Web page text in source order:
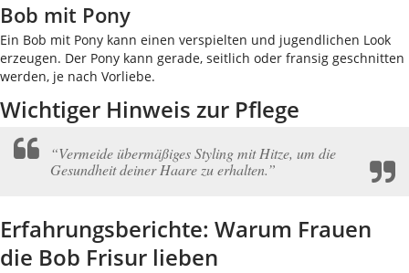
Bob mit Pony
Ein Bob mit Pony kann einen verspielten und jugendlichen Look
erzeugen. Der Pony kann gerade, seitlich oder fransig geschnitten
werden, je nach Vorliebe.
Wichtiger Hinweis zur Pflege
“Vermeide übermäßiges Styling mit Hitze, um die
Gesundheit deiner Haare zu erhalten.”
Erfahrungsberichte: Warum Frauen
die Bob Frisur lieben